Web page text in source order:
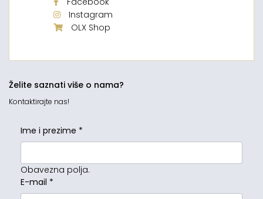
Instagram
OLX Shop
Želite saznati više o nama?
Kontaktirajte nas!
Ime i prezime *
Obavezna polja.
E-mail *